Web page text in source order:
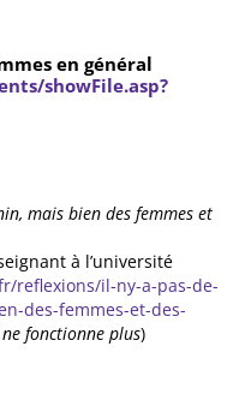
en général
showFile.asp?
mais bien des femmes et
à l’université
reflexions/il-ny-a-pas-de-
des-femmes-et-des-
ne fonctionne plus)